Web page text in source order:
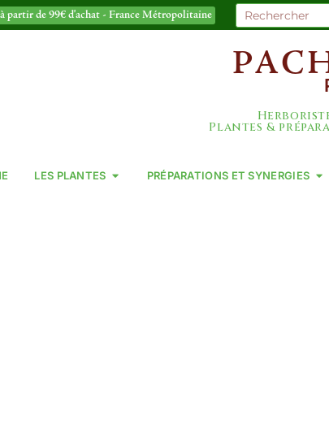
partir de 99€ d'achat - France Métropolitaine
Plantes &
LES PLANTES PRÉPARATIONS ET SYNERGIES